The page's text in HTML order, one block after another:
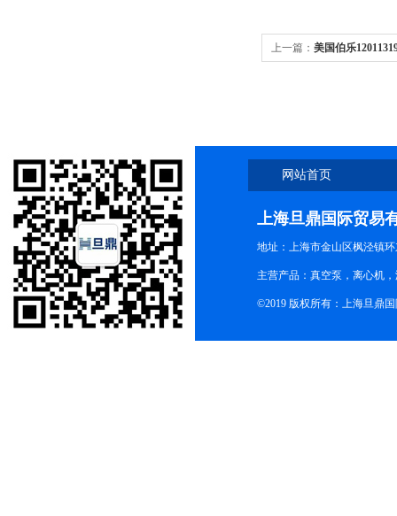
上一篇： 美国伯乐
网站首页
上海旦鼎国际贸易
地址：上海市金山区枫泾镇
主营产品：真空泵，离心机
©2019 版权所有：上海旦鼎